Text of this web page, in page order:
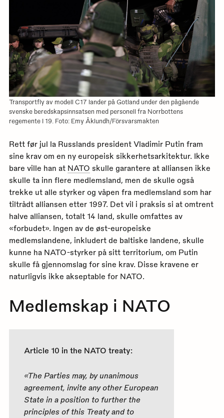
Transportfly av modell C17 lander på Gotland under den pågående
svenske beredskapsinnsatsen med personell fra Norrbottens
regemente I 19. Foto: Emy Åklundh/Försvarsmakten
Rett før jul la Russlands president Vladimir Putin fram
sine krav om en ny europeisk sikkerhetsarkitektur. Ikke
bare ville han at NATO skulle garantere at alliansen ikke
skulle ta inn flere medlemsland, men de skulle også
trekke ut alle styrker og våpen fra medlemsland som har
tiltrådt alliansen etter 1997. Det vil i praksis si at omtrent
halve alliansen, totalt 14 land, skulle omfattes av
«forbudet». Ingen av de øst-europeiske
medlemslandene, inkludert de baltiske landene, skulle
kunne ha NATO-styrker på sitt territorium, om Putin
skulle få gjennomslag for sine krav. Disse kravene er
naturligvis ikke akseptable for NATO.
Medlemskap i NATO
Article 10 in the NATO treaty:
«The Parties may, by unanimous
agreement, invite any other European
State in a position to further the
principles of this Treaty and to